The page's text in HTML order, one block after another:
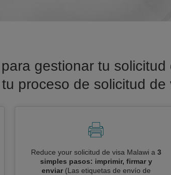
gestionar tu
proceso de solicitud de
Reduce your solicitud de visa Malawi a 3
simples pasos: imprimir, firmar y
enviar (Las etiquetas de envío de